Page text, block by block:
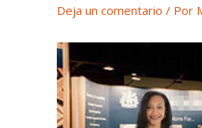
Deja un comentario / Por